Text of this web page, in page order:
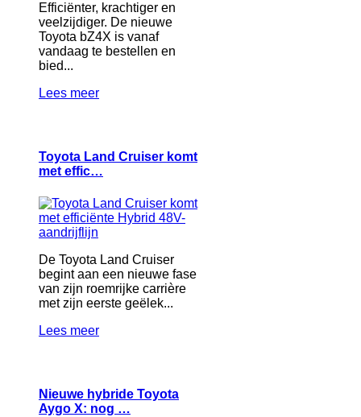
Efficiënter, krachtiger en
veelzijdiger. De nieuwe
Toyota bZ4X is vanaf
vandaag te bestellen en
bied...
Lees meer
Toyota Land Cruiser komt
met effic…
De Toyota Land Cruiser
begint aan een nieuwe fase
van zijn roemrijke carrière
met zijn eerste geëlek...
Lees meer
Nieuwe hybride Toyota
Aygo X: nog …